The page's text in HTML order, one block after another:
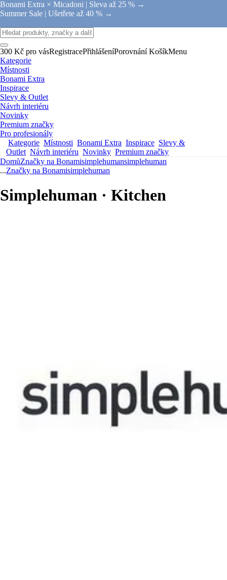
Bonami Extra × Micadoni | Sleva až 25 % →
Summer Sale | Ušetřete až 40 % →
300 Kč pro vásRegistracePřihlášeníPorovnání KošíkMenu
Kategorie
Místnosti
Bonami Extra
Inspirace
Slevy & Outlet
Návrh interiéru
Novinky
Premium značky
Pro profesionály
Kategorie Místnosti Bonami Extra Inspirace Slevy &
Outlet Návrh interiéru Novinky Premium značky
DomůZnačky na Bonamisimplehumansimplehuman
...Značky na Bonamisimplehuman
Simplehuman · Kitchen